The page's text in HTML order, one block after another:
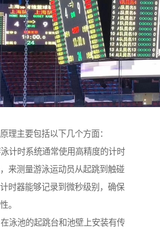
理主要包括以下几个方面：
计时系统通常使用高精度的计时
来测量游泳运动员从起跳到触碰
时器能够记录到微秒级别，确保
。
泳池的起跳台和池壁上安装有传